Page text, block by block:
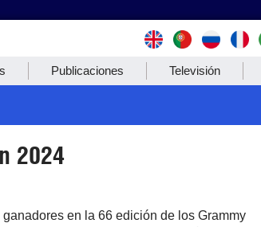
Publicaciones Televisión
2024
en la 66 edición de los Grammy